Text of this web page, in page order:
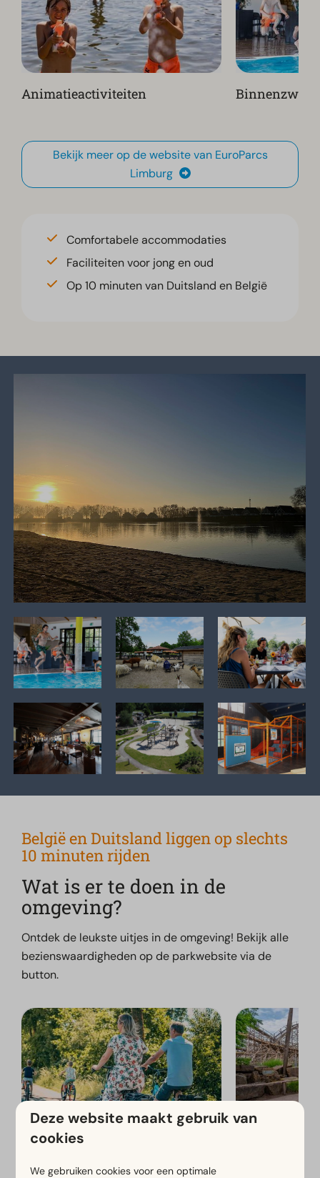
Animatieactiviteiten
Bekijk meer op de website van EuroParcs
Limburg
Comfortabele accommodaties
Faciliteiten voor jong en oud
Op 10 minuten van Duitsland en België
België en Duitsland liggen op slechts
10 minuten rijden
Wat is er te doen in de
omgeving?
Ontdek de leukste uitjes in de omgeving! Bekijk alle
bezienswaardigheden op de parkwebsite via de
button.
Fiets- en wandelroutes
Deze website maakt gebruik van
cookies
We gebruiken cookies voor een optimale